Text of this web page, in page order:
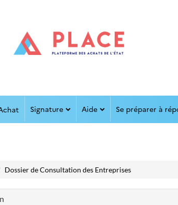
Signature Aide Se préparer à
Dossier de Consultation des Entreprises